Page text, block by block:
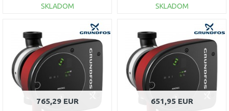
SKLADOM
Porovnať
SKLADOM
Porovnať
765,29 EUR 651,95 EUR